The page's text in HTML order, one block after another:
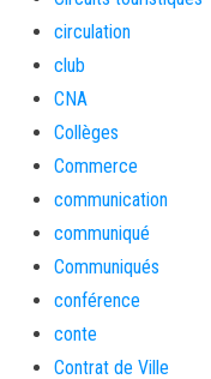
circulation
club
CNA
Collèges
Commerce
communication
communiqué
Communiqués
conférence
conte
Contrat de Ville